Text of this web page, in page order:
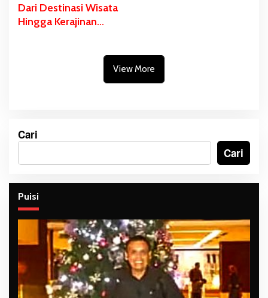
Dari Destinasi Wisata
Hingga Kerajinan
di Anjungan Sarinah
View More
Cari
Cari
Puisi